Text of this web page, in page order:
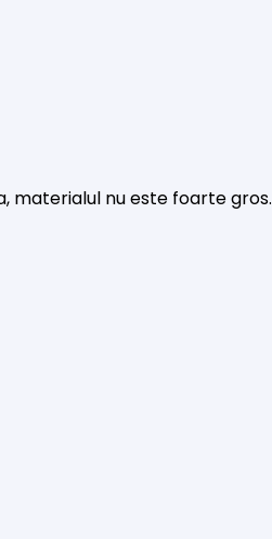
materialul nu este foarte gros.